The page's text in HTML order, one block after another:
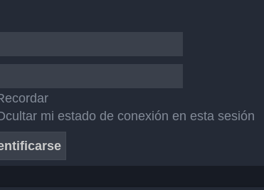
mi estado de conexión en esta sesión